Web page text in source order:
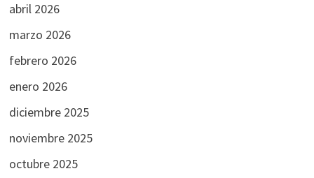
abril 2026
marzo 2026
febrero 2026
enero 2026
diciembre 2025
noviembre 2025
octubre 2025